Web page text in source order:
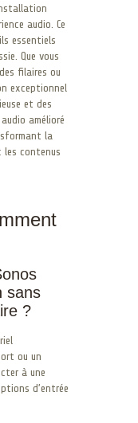
audio. Ce
essentiels
Que vous
filaires ou
exceptionnel
et des
amélioré
la
les contenus
sans
?
ou un
à une
d’entrée